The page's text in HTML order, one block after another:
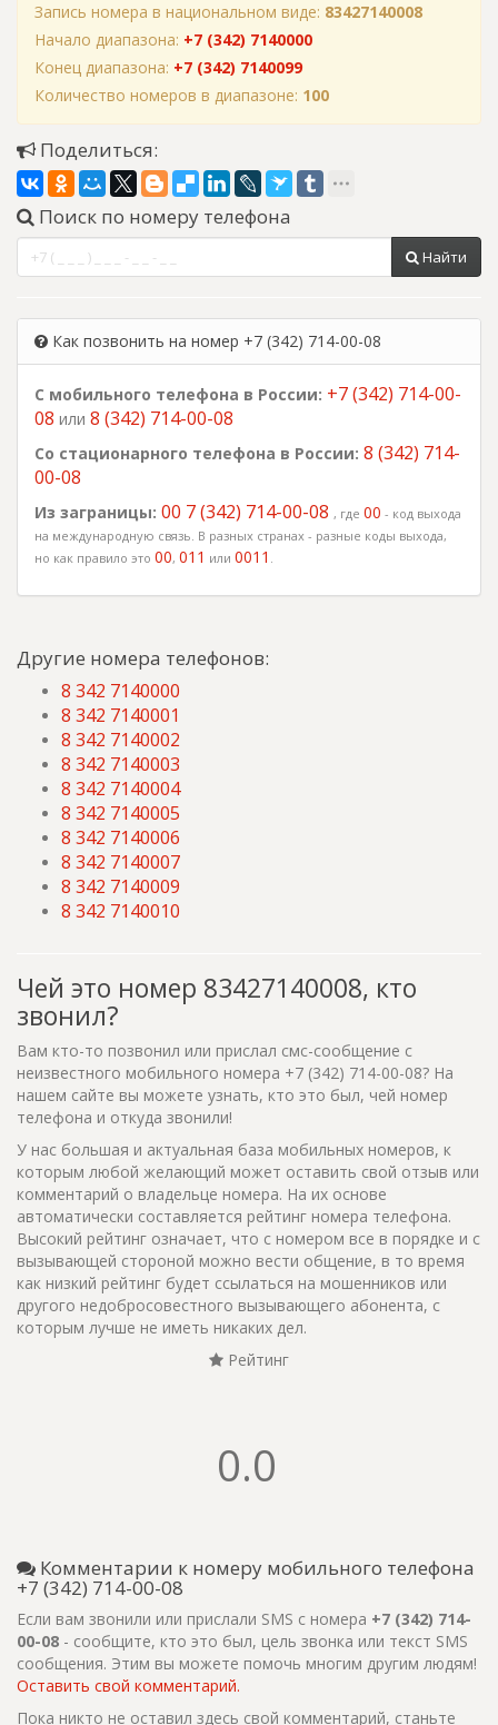
Запись номера в национальном виде: 83427140008
Начало диапазона: +7 (342) 7140000
Конец диапазона: +7 (342) 7140099
Количество номеров в диапазоне: 100
Поделиться:
Поиск по номеру телефона
Найти
Как позвонить на номер +7 (342) 714-00-08
С мобильного телефона в России: +7 (342) 714-00-
08 или 8 (342) 714-00-08
Со стационарного телефона в России: 8 (342) 714-
00-08
Из заграницы: 00 7 (342) 714-00-08 , где 00 - код выхода
на международную связь. В разных странах - разные коды выхода,
но как правило это 00, 011 или 0011 .
Другие номера телефонов:
8 342 7140000
8 342 7140001
8 342 7140002
8 342 7140003
8 342 7140004
8 342 7140005
8 342 7140006
8 342 7140007
8 342 7140009
8 342 7140010
Чей это номер 83427140008, кто
звонил?
Вам кто-то позвонил или прислал смс-сообщение с
неизвестного мобильного номера +7 (342) 714-00-08? На
нашем сайте вы можете узнать, кто это был, чей номер
телефона и откуда звонили!
У нас большая и актуальная база мобильных номеров, к
которым любой желающий может оставить свой отзыв или
комментарий о владельце номера. На их основе
автоматически составляется рейтинг номера телефона.
Высокий рейтинг означает, что с номером все в порядке и с
вызывающей стороной можно вести общение, в то время
как низкий рейтинг будет ссылаться на мошенников или
другого недобросовестного вызывающего абонента, с
которым лучше не иметь никаких дел.
Рейтинг
0.0
Комментарии к номеру мобильного телефона
+7 (342) 714-00-08
Если вам звонили или прислали SMS с номера +7 (342) 714-
00-08 - сообщите, кто это был, цель звонка или текст SMS
сообщения. Этим вы можете помочь многим другим людям!
Оставить свой комментарий.
Пока никто не оставил здесь свой комментарий, станьте